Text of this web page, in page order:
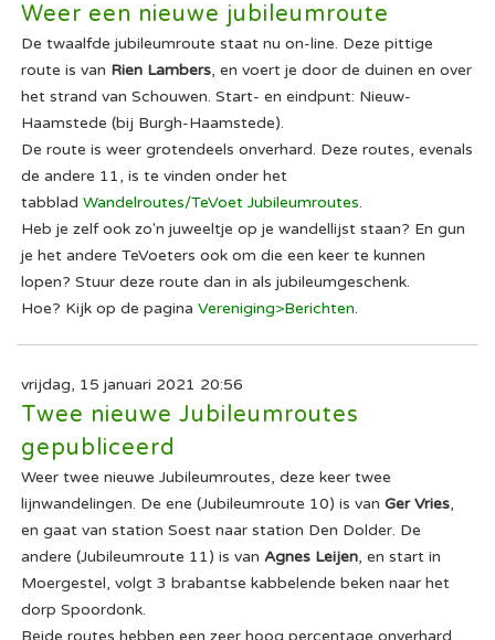
Weer een nieuwe jubileumroute
De twaalfde jubileumroute staat nu on-line. Deze pittige
route is van Rien Lambers, en voert je door de duinen en over
het strand van Schouwen. Start- en eindpunt: Nieuw-
Haamstede (bij Burgh-Haamstede).
De route is weer grotendeels onverhard. Deze routes, evenals
de andere 11, is te vinden onder het
tabblad Wandelroutes/TeVoet Jubileumroutes.
Heb je zelf ook zo'n juweeltje op je wandellijst staan? En gun
je het andere TeVoeters ook om die een keer te kunnen
lopen? Stuur deze route dan in als jubileumgeschenk.
Hoe? Kijk op de pagina Vereniging>Berichten.
vrijdag, 15 januari 2021 20:56
Twee nieuwe Jubileumroutes
gepubliceerd
Weer twee nieuwe Jubileumroutes, deze keer twee
lijnwandelingen. De ene (Jubileumroute 10) is van Ger Vries,
en gaat van station Soest naar station Den Dolder. De
andere (Jubileumroute 11) is van Agnes Leijen, en start in
Moergestel, volgt 3 brabantse kabbelende beken naar het
dorp Spoordonk.
Beide routes hebben een zeer hoog percentage onverhard.